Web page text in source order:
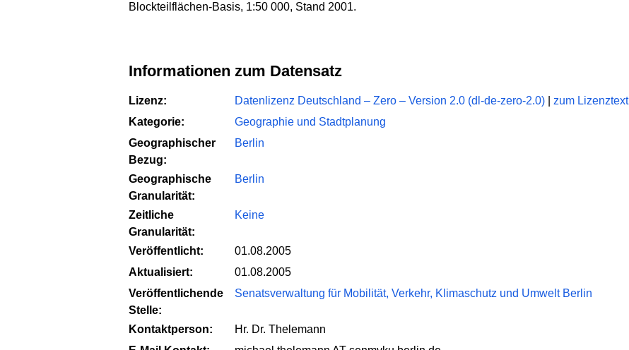
Blockteilflächen-Basis, 1:50 000, Stand 2001.
Informationen zum Datensatz
Lizenz: Datenlizenz Deutschland – Zero – Version 2.0 (dl-de-zero-2.0)
zum Lizenztext
Kategorie:
Geographie und Stadtplanung
Geographischer
Bezug:
Berlin
Geographische
Granularität:
Berlin
Zeitliche
Granularität:
Keine
Veröffentlicht:
01.08.2005
Aktualisiert:
01.08.2005
Veröffentlichende
Stelle:
Senatsverwaltung für Mobilität, Verkehr, Klimaschutz und Umwelt Berlin
Kontaktperson:
Hr. Dr. Thelemann